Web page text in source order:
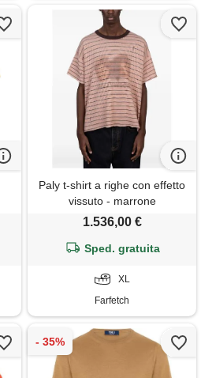
Paly t-shirt a righe con effetto
vissuto - marrone
1.536,00 €
Sped. gratuita
XL
Farfetch